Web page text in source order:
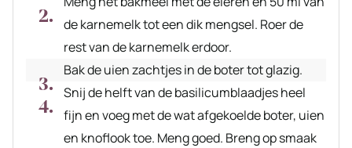
de karnemelk tot een dik mengsel. Roer de
rest van de karnemelk erdoor.
Bak de uien zachtjes in de boter tot glazig.
Snij de helft van de basilicumblaadjes heel
fijn en voeg met de wat afgekoelde boter, uien
en knoflook toe. Meng goed. Breng op smaak